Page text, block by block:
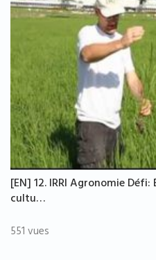
[EN] 12. IRRI Agronomie
cultu…
551 vues